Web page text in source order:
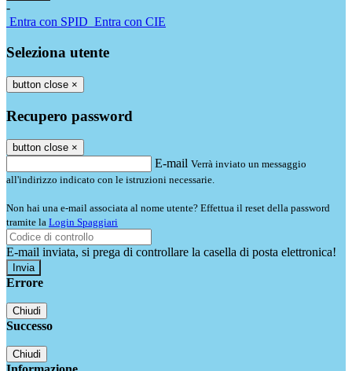
-
Entra con SPID Entra con CIE
Seleziona utente
button close ×
Recupero password
button close ×
E-mail Verrà inviato un messaggio
all'indirizzo indicato con le istruzioni necessarie.
Non hai una e-mail associata al nome utente? Effettua il reset della password
tramite la Login Spaggiari
E-mail inviata, si prega di controllare la casella di posta elettronica!
Errore
Chiudi
Successo
Chiudi